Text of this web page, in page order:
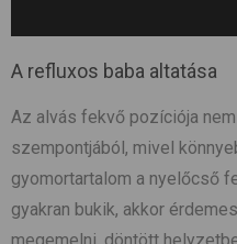
A refluxos baba altatása
Az alvás fekvő pozíciója
szempontjából, mivel
gyomortartalom a nyelőcső
gyakran bukik, akkor